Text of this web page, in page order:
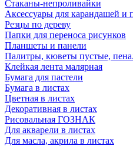
Стаканы-непроливайки
Аксессуары для карандашей и
Резцы по дереву
Папки для переноса рисунков
Планшеты и панели
Палитры, кюветы пустые,
Клейкая лента малярная
Бумага для пастели
Бумага в листах
Цветная в листах
Декоративная в листах
Рисовальная ГОЗНАК
Для акварели в листах
Для масла, акрила в листах